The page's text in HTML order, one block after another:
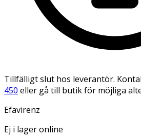
Tillfälligt slut hos leverantör.
450 eller gå till butik för möjliga
Efavirenz
Ej i lager online